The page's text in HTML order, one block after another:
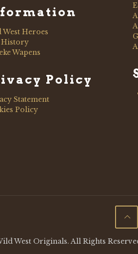
Heroes
History
Wapens
Policy
Statement
Policy
West Originals. All Rights